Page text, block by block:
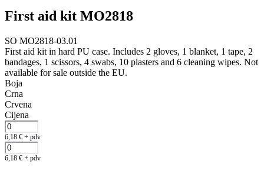
First aid kit MO2818
SO MO2818-03.01
First aid kit in hard PU case. Includes 2 gloves, 1 blanket, 1 tape, 2
bandages, 1 scissors, 4 swabs, 10 plasters and 6 cleaning wipes. Not
available for sale outside the EU.
Boja
Crna
Crvena
Cijena
6,18 € + pdv
6,18 € + pdv